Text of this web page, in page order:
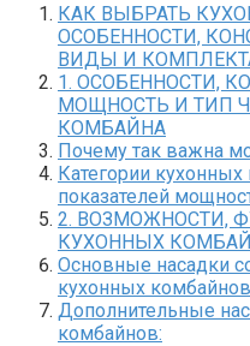
КАК ВЫБРАТЬ
ОСОБЕННОСТИ,
ВИДЫ И
1. ОСОБЕННОСТИ,
МОЩНОСТЬ И ТИП
КОМБАЙНА
Почему так важна
Категории
показателей
2. ВОЗМОЖНОСТИ,
КУХОННЫХ
Основные насадки
кухонных
Дополнительные
комбайнов: